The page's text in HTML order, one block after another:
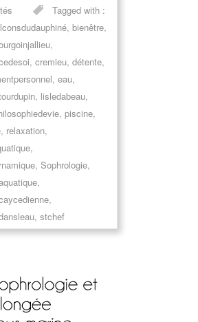
Tagged with :
, bienêtre,
,
, cremieu, détente,
, eau,
, lisledabeau,
, piscine,
, relaxation,
,
, Sophrologie,
,
,
, stchef